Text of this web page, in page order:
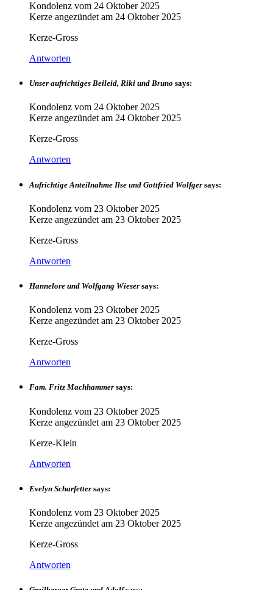
Kondolenz vom 24 Oktober 2025
Kerze angezündet am 24 Oktober 2025
Kerze-Gross
Antworten
Unser aufrichtiges Beileid, Riki und Bruno says:
Kondolenz vom 24 Oktober 2025
Kerze angezündet am 24 Oktober 2025
Kerze-Gross
Antworten
Aufrichtige Anteilnahme Ilse und Gottfried Wolfger says:
Kondolenz vom 23 Oktober 2025
Kerze angezündet am 23 Oktober 2025
Kerze-Gross
Antworten
Hannelore und Wolfgang Wieser says:
Kondolenz vom 23 Oktober 2025
Kerze angezündet am 23 Oktober 2025
Kerze-Gross
Antworten
Fam. Fritz Machhammer says:
Kondolenz vom 23 Oktober 2025
Kerze angezündet am 23 Oktober 2025
Kerze-Klein
Antworten
Evelyn Scharfetter says:
Kondolenz vom 23 Oktober 2025
Kerze angezündet am 23 Oktober 2025
Kerze-Gross
Antworten